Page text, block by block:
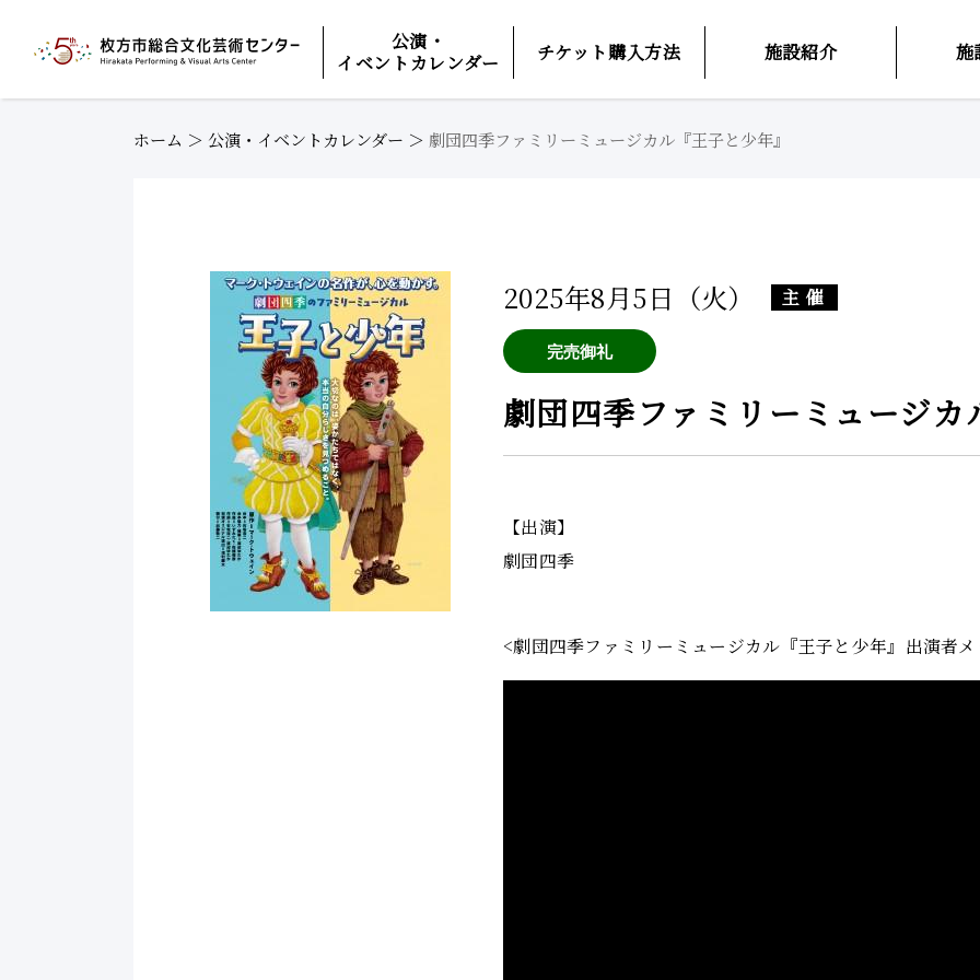
公演・
イベントカレンダー
チケット購入方法 施設紹介 施
ホーム ＞ 公演・イベントカレンダー ＞ 劇団四季ファミリーミュージカル『王子と少年』
2025年8月5日（火） 主催
劇団四季ファミリーミュージカ
【出演】
劇団四季
<劇団四季ファミリーミュージカル『王子と少年』出演者